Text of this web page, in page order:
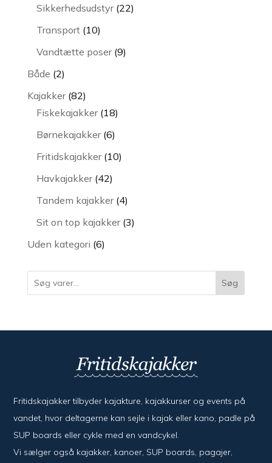
Sikkerhedsudstyr 2222
Transport 1010
varer
Vandtætte poser 99
Både 22
varer
Kajakker 8282
varer
Fiskekajakker 1818
Børnekajakker 66
varer
Fritidskajakker 1010
Havkajakker 4242
varer
Tandem kajakker 44
varer
Sit on top kajakker 33
Uden kategori 66
Søg
Fritidskajakker tilbyder kajak­ture, kajak­kurser og events på
vandet, hvor del­ta­ger­ne kan sejle i kajak eller kano, padle på
SUP boards eller cykle med en vand­cykel.
Vi sælger også kajak­ker, kanoer, SUP boards, pagajer,